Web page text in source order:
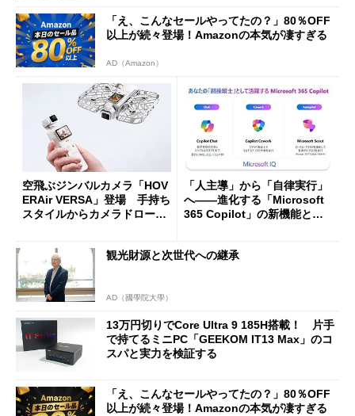
「え、こんなセールやってたの？」80％OFF
以上が続々登場！Amazonの本気が凄すぎる
AD（Amazon）
空飛ぶジンバルカメラ「HOV
ERAir VERSA」登場 手持ち
スタイルからカメラドローン
「人主導」から「自律実行」
へ――進化する「Microsoft
365 Copilot」の新機能とエ
観光財源と次世代への継承
AD（國學院大學）
13万円切りでCore Ultra 9 185H搭載！ 片手
で持てるミニPC「GEEKOM IT13 Max」のコ
スパと実力を検証する
「え、こんなセールやってたの？」80％OFF
以上が続々登場！Amazonの本気が凄すぎる